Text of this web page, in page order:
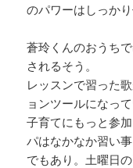
のパワーはしっか
蒼玲くんのおうち
されるそう。
レッスンで習った
ョンツールになっ
子育てにもっと参
パはなかなか習い
でもあり。土曜日